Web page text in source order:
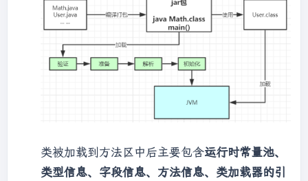
类被加载到方法区中后主要包含运行时常量池、
类型信息、字段信息、方法信息、类加载器的引